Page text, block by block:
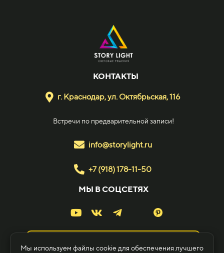
Мы используем файлы cookie для обеспечения лучшего
КОНТАКТЫ
г. Краснодар, ул. Октябрьская, 116
Встречи по предварительной записи!
info@storylight.ru
+7 (918) 178-11-50
МЫ В СОЦСЕТЯХ